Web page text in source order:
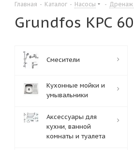
Главная - Каталог - Насосы - Дренаж
Grundfos KPC
Смесители
Кухонные мойки и
умывальники
Аксессуары для
кухни, ванной
комнаты и туалета